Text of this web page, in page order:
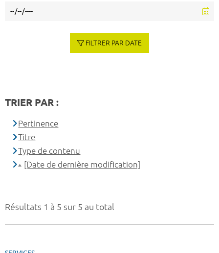
Résultats 1 à 5 sur 5 au total
FILTRER PAR DATE
TRIER PAR :
Pertinence
Titre
Type de contenu
[Date de dernière modification]